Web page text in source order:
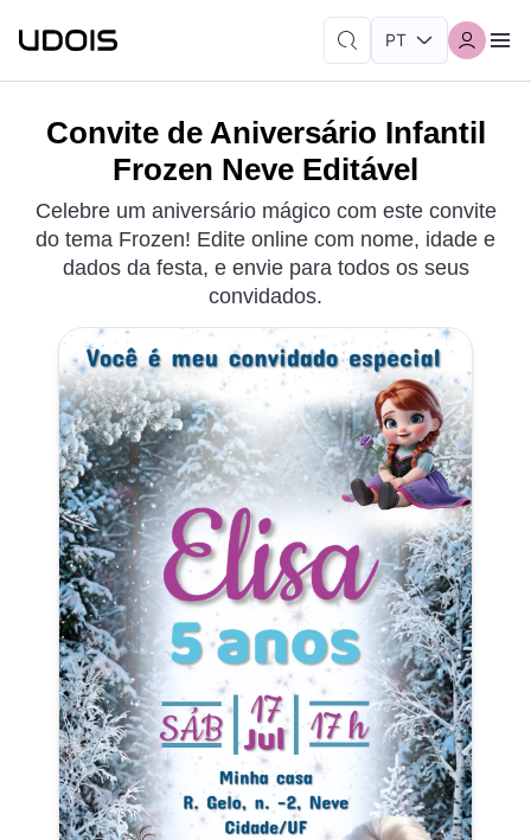
Convite de Aniversário Infantil
Frozen Neve Editável
Celebre um aniversário mágico com este convite
do tema Frozen! Edite online com nome, idade e
dados da festa, e envie para todos os seus
convidados.